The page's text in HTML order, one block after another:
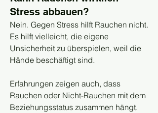
Stress abbauen?
Nein. Gegen Stress hilft Rauchen nicht.
Es hilft vielleicht, die eigene
Unsicherheit zu überspielen, weil die
Hände beschäftigt sind.
Erfahrungen zeigen auch, dass
Rauchen oder Nicht-Rauchen mit dem
Beziehungsstatus zusammen hängt.